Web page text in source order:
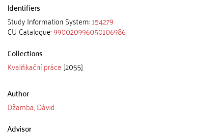
Identifiers
Study Information System:154279
CU Catalogue:990020996050106986
Collections
Kvalifikační práce [2055]
Author
Džamba, Dávid
Advisor